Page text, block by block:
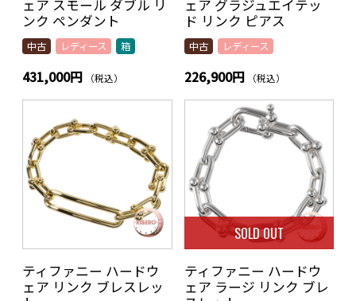
ェア スモール ダブル リ
ンク ペンダント
中古 レディース 箱
431,000円 （税込）
ェア グラジュエイテッ
ド リンク ピアス
中古 レディース
226,900円 （税込）
ティファニー ハードウ
ェア リンク ブレスレッ
SOLD OUT
ティファニー ハードウ
ェア ラージ リンク ブレ